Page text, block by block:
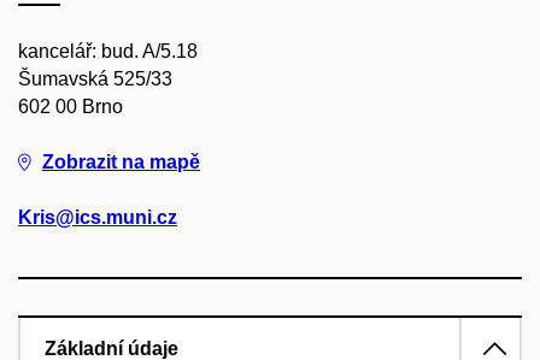
kancelář: bud. A/5.18
Šumavská 525/33
602 00 Brno
Zobrazit na mapě
Kris@ics.muni.cz
Základní údaje